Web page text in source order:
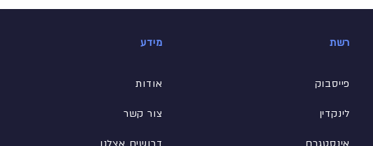
מידע
אודות
צור קשר
רשת
פייסבוק
לינקדין